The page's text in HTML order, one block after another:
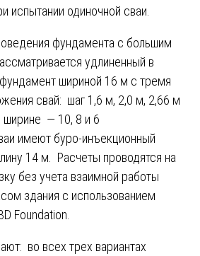
испытании одиночной сваи.
фундамента с большим
удлиненный в
шириной 16 м с тремя
свай: шаг 1,6 м, 2,0 м, 2,66 м
ширине — 10, 8 и 6
имеют буро-инъекционный
14 м. Расчеты проводятся на
без учета взаимной работы
здания с использованием
Foundation.
во всех трех вариантах